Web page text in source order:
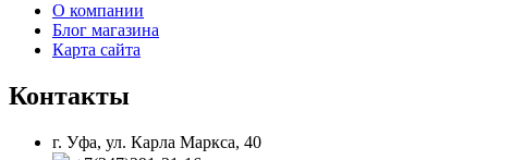
О компании
Блог магазина
Карта сайта
Контакты
г. Уфа, ул. Карла Маркса, 40